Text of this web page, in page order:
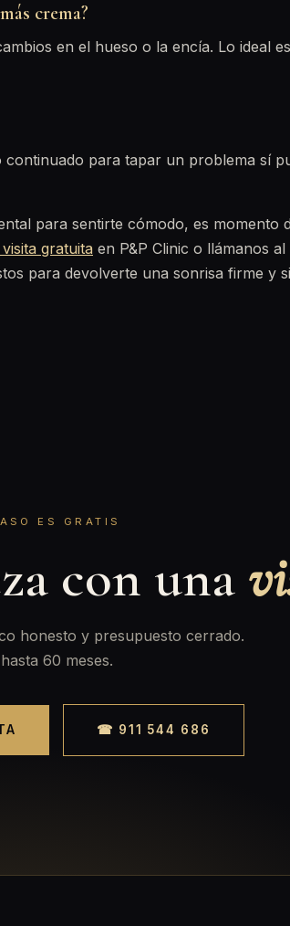
crema?
en el hueso o la encía. Lo ideal
para tapar un problema sí
para sentirte cómodo, es momento
gratuita en P&P Clinic o llámanos al
para devolverte una sonrisa firme y
ES GRATIS
con una
honesto y presupuesto cerrado.
60 meses.
☎ 911 544 686